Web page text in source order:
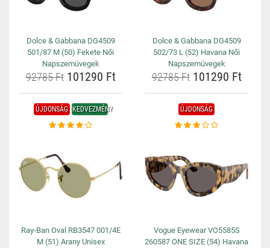
Dolce & Gabbana DG4509
501/87 M (50) Fekete Női
Napszemüvegek
92785 Ft101290 Ft
Dolce & Gabbana DG4509
502/73 L (52) Havana Női
Napszemüvegek
92785 Ft101290 Ft
ÚJDONSÁG KEDVEZMÉNY
Ray-Ban Oval RB3547 001/4E
M (51) Arany Unisex
ÚJDONSÁG
Vogue Eyewear VO5585S
260587 ONE SIZE (54) Havana